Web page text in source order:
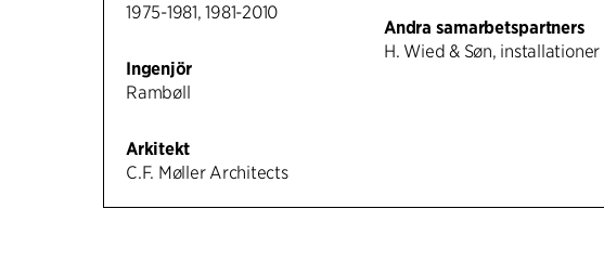
1975-1981, 1981-2010
Ingenjör
Rambøll
Arkitekt
C.F. Møller Architects
Andra samarbetspartners
H. Wied & Søn, installationer